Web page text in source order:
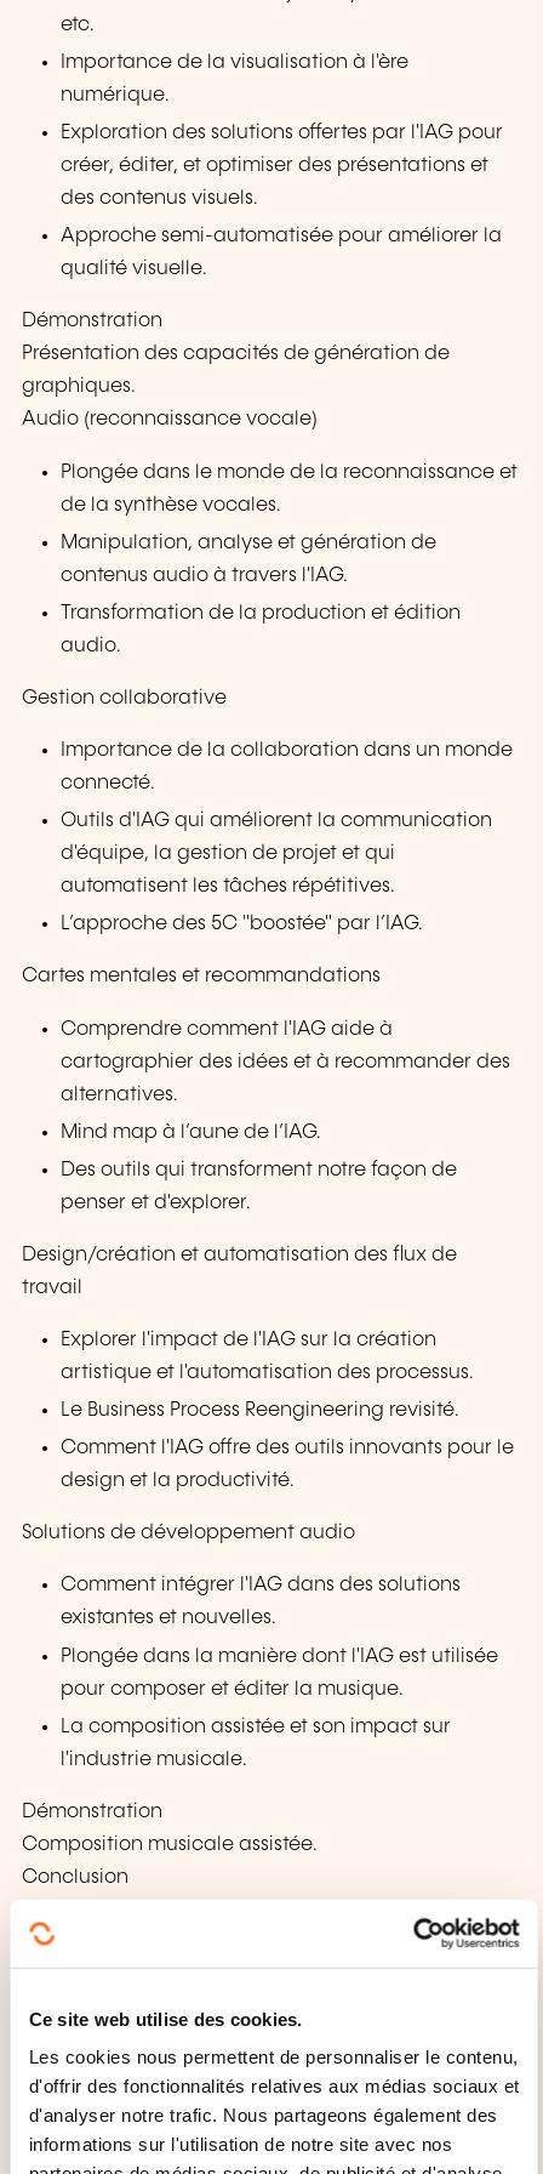
Ce site web utilise des cookies.
Les cookies nous permettent de personnaliser le contenu,
d'offrir des fonctionnalités relatives aux médias sociaux et
d'analyser notre trafic. Nous partageons également des
informations sur l'utilisation de notre site avec nos
etc.
Importance de la visualisation à l'ère
numérique.
Exploration des solutions offertes par l'IAG pour
créer, éditer, et optimiser des présentations et
des contenus visuels.
Approche semi-automatisée pour améliorer la
qualité visuelle.
Démonstration
Présentation des capacités de génération de
graphiques.
Audio (reconnaissance vocale)
Plongée dans le monde de la reconnaissance et
de la synthèse vocales.
Manipulation, analyse et génération de
contenus audio à travers l'IAG.
Transformation de la production et édition
audio.
Gestion collaborative
Importance de la collaboration dans un monde
connecté.
Outils d'IAG qui améliorent la communication
d'équipe, la gestion de projet et qui
automatisent les tâches répétitives.
L’approche des 5C "boostée" par l’IAG.
Cartes mentales et recommandations
Comprendre comment l'IAG aide à
cartographier des idées et à recommander des
alternatives.
Mind map à l’aune de l’IAG.
Des outils qui transforment notre façon de
penser et d'explorer.
Design/création et automatisation des flux de
travail
Explorer l'impact de l'IAG sur la création
artistique et l'automatisation des processus.
Le Business Process Reengineering revisité.
Comment l'IAG offre des outils innovants pour le
design et la productivité.
Solutions de développement audio
Comment intégrer l'IAG dans des solutions
existantes et nouvelles.
Plongée dans la manière dont l'IAG est utilisée
pour composer et éditer la musique.
La composition assistée et son impact sur
l'industrie musicale.
Démonstration
Composition musicale assistée.
Conclusion
Synthèse des outils et techniques abordés.
Conditions d'utilisation, confidentialité,
continue des innovations en IAG.
COMMENT L’ÉVALUATION EST-